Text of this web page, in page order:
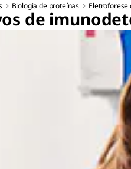
Biologia de proteínas Eletroforese
de